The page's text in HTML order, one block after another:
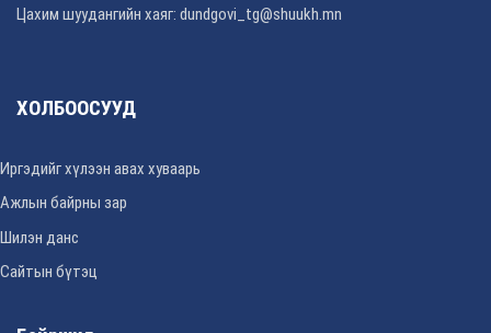
Цахим шуудангийн хаяг: dundgovi_tg@shuukh.mn
ХОЛБООСУУД
Иргэдийг хүлээн авах хуваарь
Ажлын байрны зар
Шилэн данс
Сайтын бүтэц